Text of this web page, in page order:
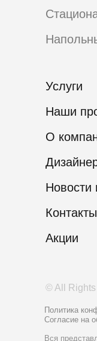
© All Rights
Политика
Вся
Согласие на
Услуги
Наши
О
Новости
Акции
Контакты